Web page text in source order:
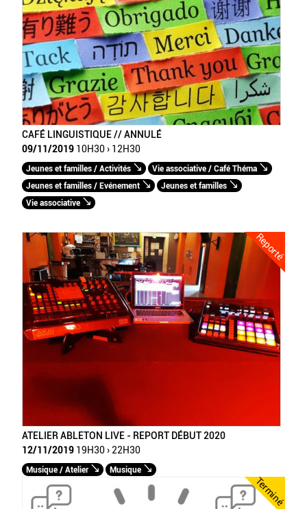
CAFÉ LINGUISTIQUE // ANNULÉ
09/11/2019 10H30 › 12H30
Jeunes et familles / Activités
Vie associative / Café Théma
Jeunes et familles / Evénement
Jeunes et familles
Vie associative
Reporté
ATELIER ABLETON LIVE - REPORT DÉBUT 2020
12/11/2019 19H30 › 22H30
Musique / Atelier Musique
Terminé